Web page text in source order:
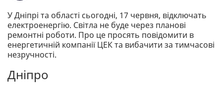
У Дніпрі та області сьогодні, 17 червня, відключать
електроенергію. Світла не буде через планові
ремонтні роботи. Про це просять повідомити в
енергетичній компанії ЦЕК та вибачити за тимчасові
незручності.
Дніпро